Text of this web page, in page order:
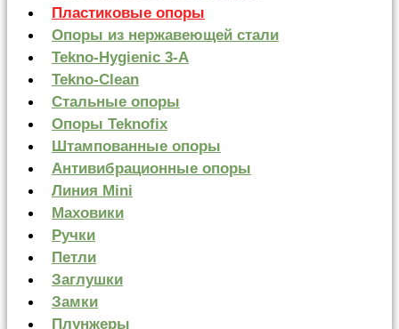
Пластиковые опоры
Опоры из нержавеющей стали
Tekno-Hygienic 3-А
Tekno-Clean
Стальные опоры
Опоры Teknofix
Штампованные опоры
Антивибрационные опоры
Линия Mini
Маховики
Ручки
Петли
Заглушки
Замки
Плунжеры